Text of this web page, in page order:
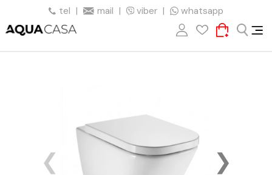
tel | mail | viber | whatsapp